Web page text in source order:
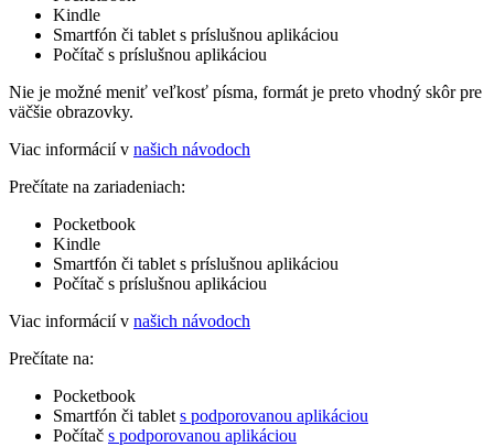
Kindle
Smartfón či tablet s príslušnou aplikáciou
Počítač s príslušnou aplikáciou
Nie je možné meniť veľkosť písma, formát je preto vhodný skôr pre
väčšie obrazovky.
Viac informácií v našich návodoch
Prečítate na zariadeniach:
Pocketbook
Kindle
Smartfón či tablet s príslušnou aplikáciou
Počítač s príslušnou aplikáciou
Viac informácií v našich návodoch
Prečítate na:
Pocketbook
Smartfón či tablet s podporovanou aplikáciou
Počítač s podporovanou aplikáciou